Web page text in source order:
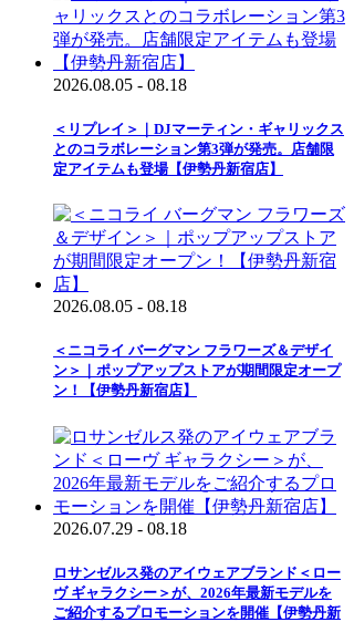
2026.08.05 - 08.18
＜リプレイ＞｜DJマーティン・ギャリックス
とのコラボレーション第3弾が発売。店舗限
定アイテムも登場【伊勢丹新宿店】
2026.08.05 - 08.18
＜ニコライ バーグマン フラワーズ＆デザイ
ン＞｜ポップアップストアが期間限定オープ
ン！【伊勢丹新宿店】
2026.07.29 - 08.18
ロサンゼルス発のアイウェアブランド＜ロー
ヴ ギャラクシー＞が、2026年最新モデルを
ご紹介するプロモーションを開催【伊勢丹新